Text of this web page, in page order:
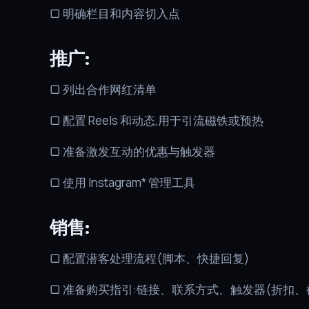
▢ 明确栏目和内容切入点
推广:
▢ 列出合作网红清单
▢ 配置 Reels 和动态,用于引流磁铁或预热
▢ 准备激发互动的优惠与触发器
▢ 使用 Instagram* 管理工具
销售:
▢ 配置潜客处理流程(脚本、快捷回复)
▢ 准备购买指引:链接、联系方式、触发器(折扣、